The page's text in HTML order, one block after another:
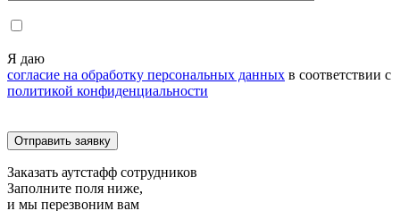
Я даю
согласие на обработку персональных данных в соответствии с
политикой конфиденциальности
Заказать аутстафф сотрудников
Заполните поля ниже,
и мы перезвоним вам